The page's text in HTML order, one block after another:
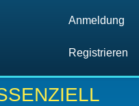
Anmeldung
Registrieren